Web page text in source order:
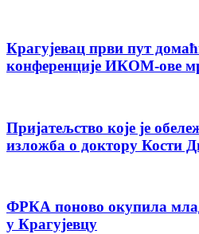
Крагујевац први пут
конференције ИКОМ-ове
Пријатељство које је
изложба о доктору Кости
ФРКА поново окупила
у Крагујевцу